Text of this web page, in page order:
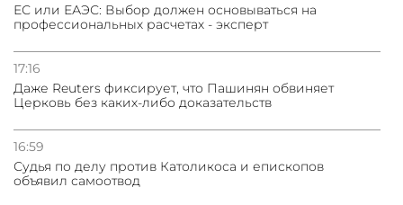
ЕС или ЕАЭС: Выбор должен основываться на
профессиональных расчетах - эксперт
17:16
Даже Reuters фиксирует, что Пашинян обвиняет
Церковь без каких-либо доказательств
16:59
Судья по делу против Католикоса и епископов
объявил самоотвод